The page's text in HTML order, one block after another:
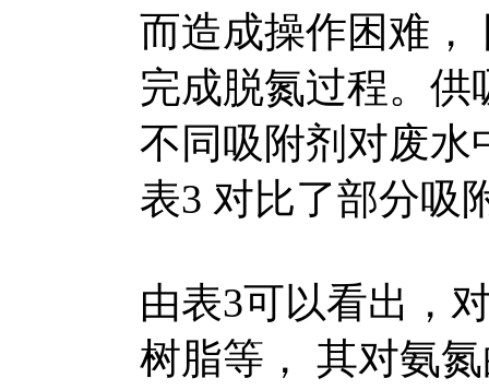
而造成操作困难，
完成脱氮过程。
不同吸附剂对废水
表3 对比了部分吸
由表3可以看出，
树脂等， 其对氨